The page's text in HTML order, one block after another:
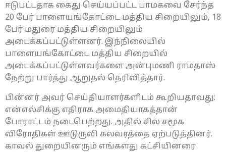
ஈடுபட்டதாக கைது செய்யப்பட்ட பாமகவை சேர்ந்த
20 பேர் பாளையங்கோட்டை மத்திய சிறையிலும், 18
பேர் மதுரை மத்திய சிறையிலும்
அடைக்கப்பட்டுள்ளனர். இந்நிலையில்
பாளையங்கோட்டை மத்திய சிறையில்
அடைக்கப்பட்டுள்ளவர்களை அன்புமணி ராமதாஸ்
நேற்று பார்த்து ஆறுதல் தெரிவித்தார்.
பின்னர் அவர் செய்தியாளர்களிடம் கூறியதாவது:
என்எல்சிக்கு எதிராக அமைதியாகத்தான்
போராட்டம் நடைபெற்றது. அதில் சில சமூக
விரோதிகள் ஊடுருவி கலவரத்தை ஏற்படுத்தினர்.
காவல் துறையினரும் எங்களது கட்சியினரை